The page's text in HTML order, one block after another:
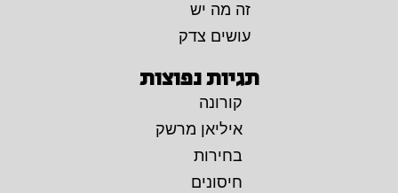
זה מה יש
עושים צדק
תגיות נפוצות
קורונה
איליאן מרשק
בחירות
חיסונים